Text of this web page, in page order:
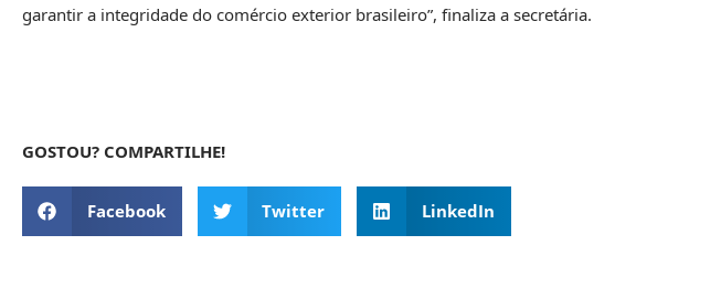
garantir a integridade do comércio exterior brasileiro”, finaliza a secretária.
GOSTOU? COMPARTILHE!
Facebook Twitter LinkedIn